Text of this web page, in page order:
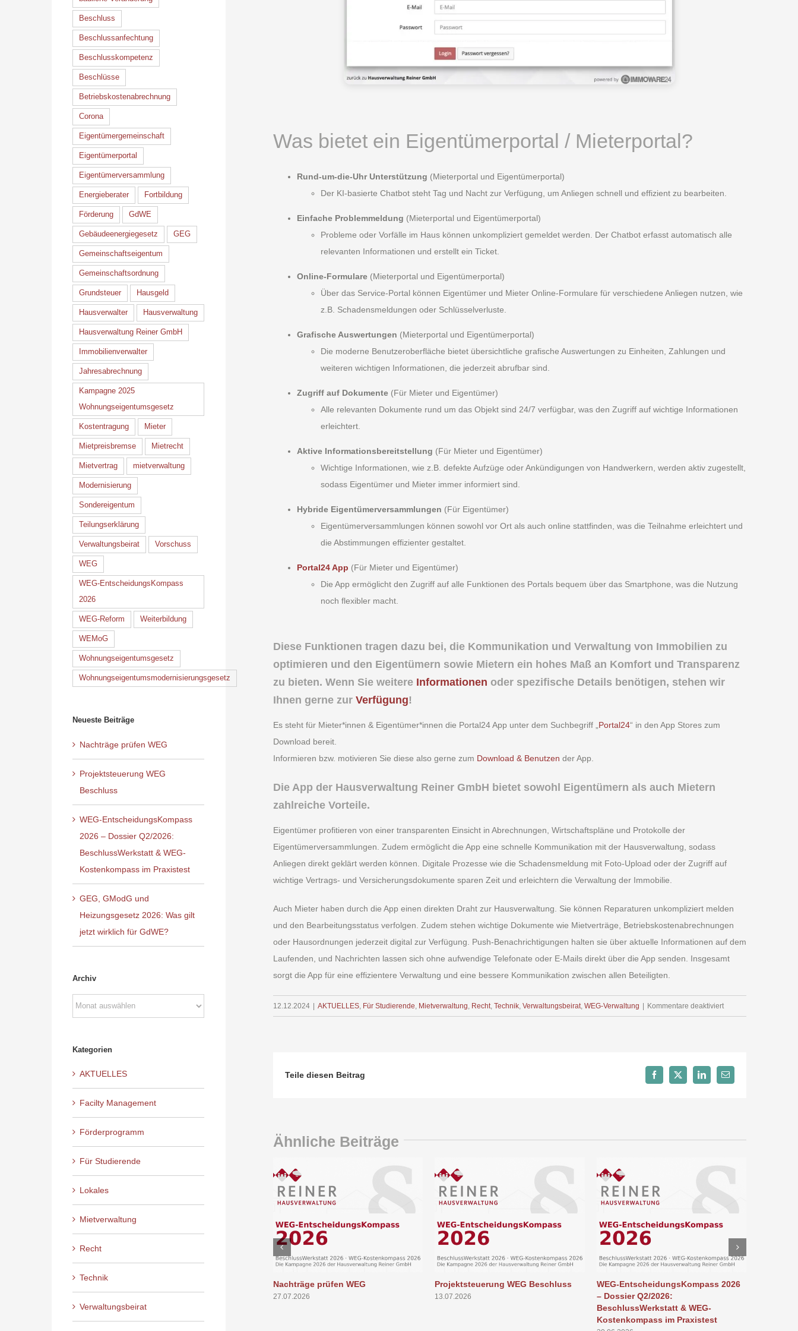
Was bietet ein Eigentümerportal / Mieterportal?
Rund-um-die-Uhr Unterstützung (Mieterportal und Eigentümerportal)
Der KI-basierte Chatbot steht Tag und Nacht zur Verfügung, um Anliegen schnell und effizient zu bearbeiten.
Einfache Problemmeldung (Mieterportal und Eigentümerportal)
Probleme oder Vorfälle im Haus können unkompliziert gemeldet werden. Der Chatbot erfasst automatisch alle
relevanten Informationen und erstellt ein Ticket.
Online-Formulare (Mieterportal und Eigentümerportal)
Über das Service-Portal können Eigentümer und Mieter Online-Formulare für verschiedene Anliegen nutzen, wie
z.B. Schadensmeldungen oder Schlüsselverluste.
Grafische Auswertungen (Mieterportal und Eigentümerportal)
Die moderne Benutzeroberfläche bietet übersichtliche grafische Auswertungen zu Einheiten, Zahlungen und
weiteren wichtigen Informationen, die jederzeit abrufbar sind.
Zugriff auf Dokumente (Für Mieter und Eigentümer)
Alle relevanten Dokumente rund um das Objekt sind 24/7 verfügbar, was den Zugriff auf wichtige Informationen
erleichtert.
Aktive Informationsbereitstellung (Für Mieter und Eigentümer)
Wichtige Informationen, wie z.B. defekte Aufzüge oder Ankündigungen von Handwerkern, werden aktiv zugestellt,
sodass Eigentümer und Mieter immer informiert sind.
Hybride Eigentümerversammlungen (Für Eigentümer)
Eigentümerversammlungen können sowohl vor Ort als auch online stattfinden, was die Teilnahme erleichtert und
die Abstimmungen effizienter gestaltet.
Portal24 App (Für Mieter und Eigentümer)
Die App ermöglicht den Zugriff auf alle Funktionen des Portals bequem über das Smartphone, was die Nutzung
noch flexibler macht.
Diese Funktionen tragen dazu bei, die Kommunikation und Verwaltung von Immobilien zu
optimieren und den Eigentümern sowie Mietern ein hohes Maß an Komfort und Transparenz
zu bieten. Wenn Sie weitere Informationen oder spezifische Details benötigen, stehen wir
Ihnen gerne zur Verfügung!
Es steht für Mieter*innen & Eigentümer*innen die Portal24 App unter dem Suchbegriff „ Portal24“ in den App Stores zum
Download bereit.
Informieren bzw. motivieren Sie diese also gerne zum Download & Benutzen der App.
Die App der Hausverwaltung Reiner GmbH bietet sowohl Eigentümern als auch Mietern
zahlreiche Vorteile.
Eigentümer profitieren von einer transparenten Einsicht in Abrechnungen, Wirtschaftspläne und Protokolle der
Eigentümerversammlungen. Zudem ermöglicht die App eine schnelle Kommunikation mit der Hausverwaltung, sodass
Anliegen direkt geklärt werden können. Digitale Prozesse wie die Schadensmeldung mit Foto-Upload oder der Zugriff auf
wichtige Vertrags- und Versicherungsdokumente sparen Zeit und erleichtern die Verwaltung der Immobilie.
Auch Mieter haben durch die App einen direkten Draht zur Hausverwaltung. Sie können Reparaturen unkompliziert melden
und den Bearbeitungsstatus verfolgen. Zudem stehen wichtige Dokumente wie Mietverträge, Betriebskostenabrechnungen
oder Hausordnungen jederzeit digital zur Verfügung. Push-Benachrichtigungen halten sie über aktuelle Informationen auf dem
Laufenden, und Nachrichten lassen sich ohne aufwendige Telefonate oder E-Mails direkt über die App senden. Insgesamt
sorgt die App für eine effizientere Verwaltung und eine bessere Kommunikation zwischen allen Beteiligten.
12.12.2024 | AKTUELLES, Für Studierende Mietverwaltung Recht, Technik, Verwaltungsbeirat, WEG-Verwaltung | Kommentare deaktiviertfür
Was
–
Teile diesen Beitrag Facebook
X LinkedIn
E-
Mail
Ähnliche Beiträge
Nachträge prüfen WEG
27.07.2026
Projektsteuerung WEG Beschluss
13.07.2026
WEG-EntscheidungsKompass 2026
– Dossier Q2/2026:
BeschlussWerkstatt & WEG-
Kostenkompass im Praxistest
Beschluss
Beschlussanfechtung
Beschlusskompetenz
Beschlüsse
Betriebskostenabrechnung
Corona
Eigentümergemeinschaft
Eigentümerportal
Eigentümerversammlung
Energieberater Fortbildung
Förderung GdWE
Gebäudeenergiegesetz GEG
Gemeinschaftseigentum
Gemeinschaftsordnung
Grundsteuer Hausgeld
Hausverwalter Hausverwaltung
Hausverwaltung Reiner GmbH
Immobilienverwalter
Jahresabrechnung
Kampagne 2025
Wohnungseigentumsgesetz
Kostentragung Mieter
Mietpreisbremse Mietrecht
Mietvertrag mietverwaltung
Modernisierung
Sondereigentum
Teilungserklärung
Verwaltungsbeirat Vorschuss
WEG
WEG-EntscheidungsKompass
2026
WEG-Reform Weiterbildung
WEMoG
Wohnungseigentumsgesetz
Wohnungseigentumsmodernisierungsgesetz
Neueste Beiträge
Nachträge prüfen WEG
Projektsteuerung WEG
Beschluss
WEG-EntscheidungsKompass
2026 – Dossier Q2/2026:
BeschlussWerkstatt & WEG-
Kostenkompass im Praxistest
GEG, GModG und
Heizungsgesetz 2026: Was gilt
jetzt wirklich für GdWE?
Archiv
Archiv
Kategorien
AKTUELLES
Facilty Management
Förderprogramm
Für Studierende
Lokales
Mietverwaltung
Recht
Technik
Verwaltungsbeirat